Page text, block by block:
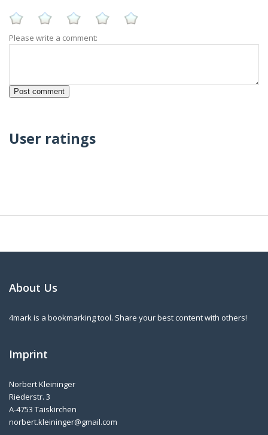
Please write a comment:
User ratings
About Us
4mark is a bookmarking tool. Share your best content with others!
Imprint
Norbert Kleininger
Riederstr. 3
A-4753 Taiskirchen
norbert.kleininger@gmail.com